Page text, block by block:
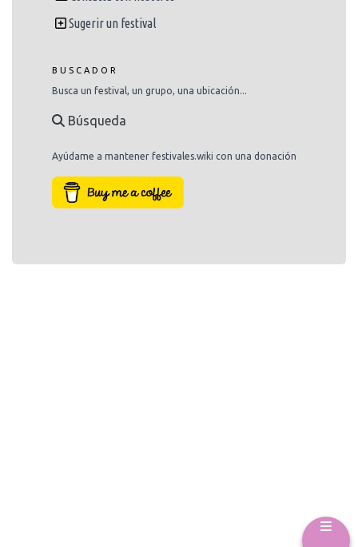
Sugerir un festival
BUSCADOR
Busca un festival, un grupo, una ubicación...
Búsqueda
Ayúdame a mantener festivales.wiki con una donación